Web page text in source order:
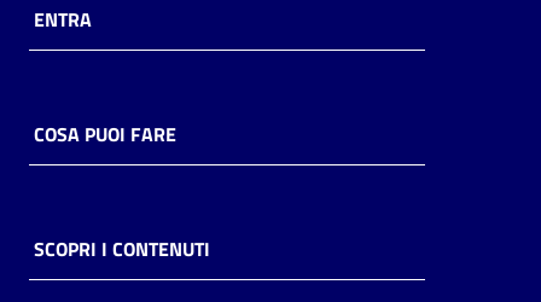
online
Piani
ENTRA
COSA PUOI FARE
SCOPRI I CONTENUTI